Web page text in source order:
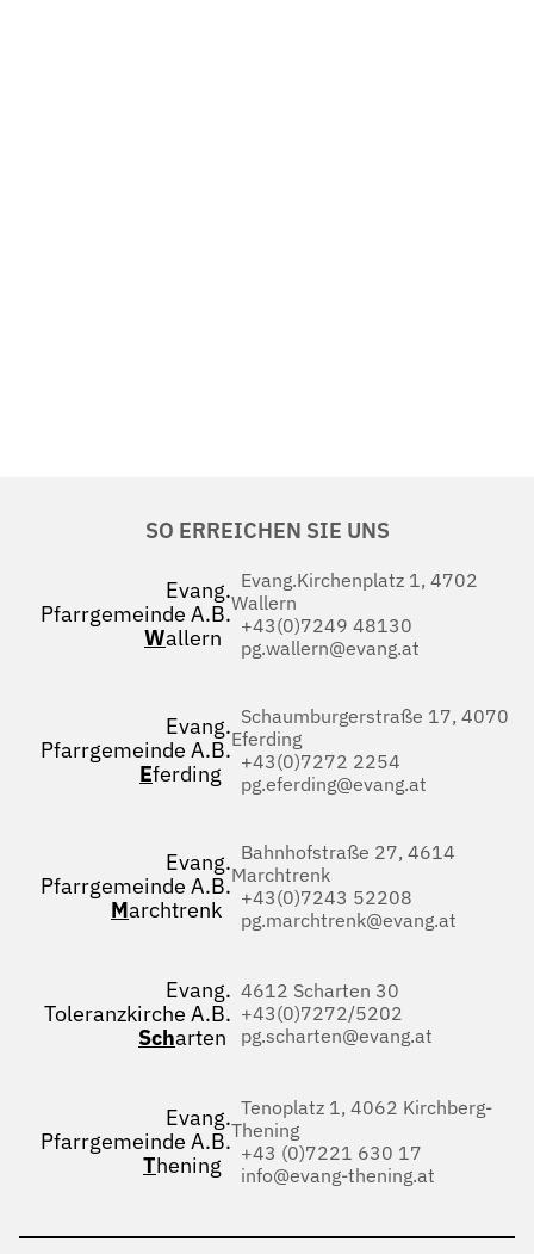
SO ERREICHEN SIE UNS
Evang.
Pfarrgemeinde A.B.
Wallern
Evang.Kirchenplatz 1, 4702
Wallern
+43(0)7249 48130
pg.wallern@evang.at
Evang.
Pfarrgemeinde A.B.
Eferding
Schaumburgerstraße 17, 4070
Eferding
+43(0)7272 2254
pg.eferding@evang.at
Evang.
Pfarrgemeinde A.B.
Marchtrenk
Bahnhofstraße 27, 4614
Marchtrenk
+43(0)7243 52208
pg.marchtrenk@evang.at
Evang.
Toleranzkirche A.B.
Scharten
4612 Scharten 30
+43(0)7272/5202
pg.scharten@evang.at
Evang.
Pfarrgemeinde A.B.
Thening
Tenoplatz 1, 4062 Kirchberg-
Thening
+43 (0)7221 630 17
info@evang-thening.at